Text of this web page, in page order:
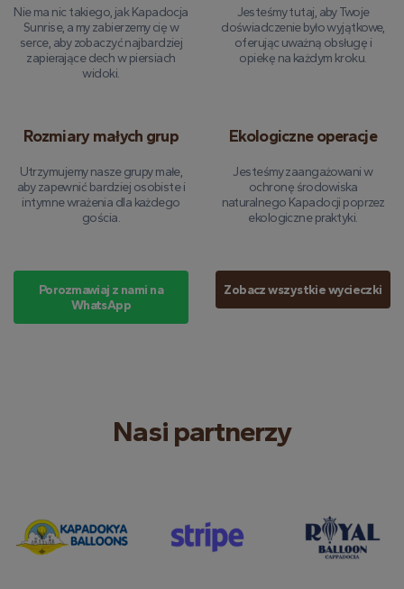
Nie ma nic takiego, jak Kapadocja
Sunrise, a my zabierzemy cię w
serce, aby zobaczyć najbardziej
zapierające dech w piersiach
widoki.
Jesteśmy tutaj, aby Twoje
doświadczenie było wyjątkowe,
oferując uważną obsługę i
opiekę na każdym kroku.
Rozmiary małych grup
Utrzymujemy nasze grupy małe,
aby zapewnić bardziej osobiste i
intymne wrażenia dla każdego
gościa.
Ekologiczne operacje
Jesteśmy zaangażowani w
ochronę środowiska
naturalnego Kapadocji poprzez
ekologiczne praktyki.
Porozmawiaj z nami na
WhatsApp
Zobacz wszystkie wycieczki
Nasi partnerzy